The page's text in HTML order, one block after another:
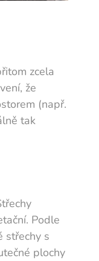
zcela
že
(např.
tak
Podle
střechy s
plochy